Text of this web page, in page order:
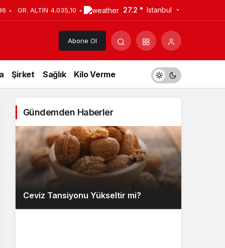
GR. ALTIN 4.035,10 27.2 ° Istanbul
Abone Ol
Şirket Sağlık Kilo Verme
Gündemden Haberler
Ceviz Tansiyonu Yükseltir mi?